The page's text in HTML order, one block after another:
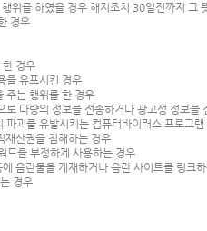
위를 하였을 경우 해지조치 30일전까지 그
경우
경우
을 유포시킨 경우
주는 행위를 한 경우
로 다량의 정보를 전송하거나 광고성 정보를
파괴를 유발시키는 컴퓨터바이러스 프로그
재산권을 침해하는 경우
드를 부정하게 사용하는 경우
음란물을 게재하거나 음란 사이트를 링크
경우